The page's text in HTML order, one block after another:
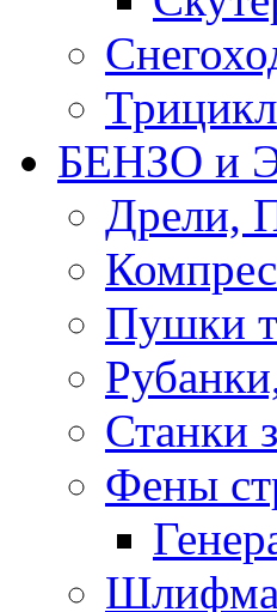
БЕНЗО и
Дрели,
Пушки
Станки
Фены